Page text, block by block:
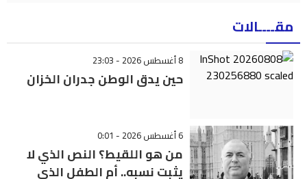
مقــــالات
8 أغسطس 2026 - 23:03
حين يدق الوطن جدران الخزان
6 أغسطس 2026 - 0:01
من هو اللقيط؟ النص الذي لا
يثبت نسبه.. أم الطفل الذي